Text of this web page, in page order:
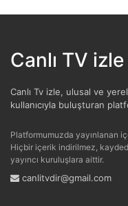
Canlı TV izle
Canlı Tv izle, ulusal ve
kullanıcıyla buluşturan
Platformumuzda yayınlanan
Hiçbir içerik indirilmez,
yayıncı kuruluşlara aittir.
canlitvdir@gmail.com